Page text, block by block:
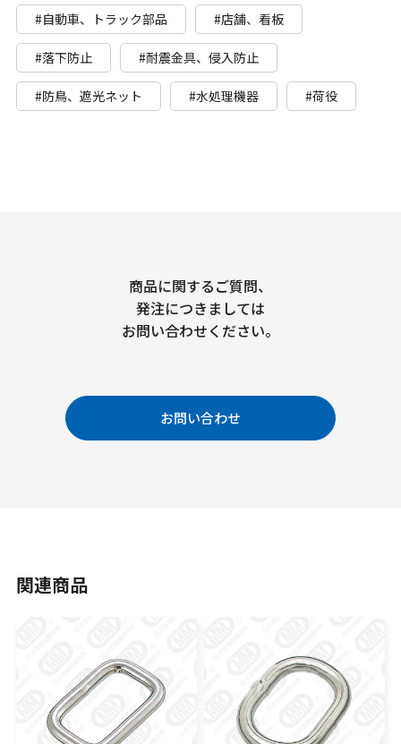
#自動車、トラック部品 #店舗、看板
#落下防止 #耐震金具、侵入防止
#防鳥、遮光ネット #水処理機器 #荷役
商品に関するご質問、
発注につきましては
お問い合わせください。
お問い合わせ
関連商品